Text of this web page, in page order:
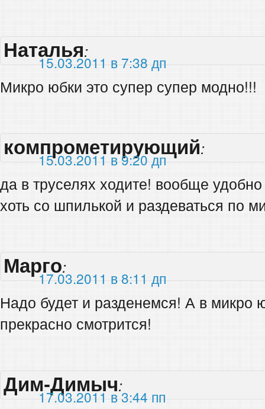
Наталья:
15.03.2011 в 7:38 дп
Микро юбки это супер супер модно!!!
компрометирующий:
15.03.2011 в 9:20 дп
да в труселях ходите! вообще
хоть со шпилькой и раздеваться по
Марго:
17.03.2011 в 8:11 дп
Надо будет и разденемся! А в
прекрасно смотрится!
Дим-Димыч:
17.03.2011 в 3:44 пп